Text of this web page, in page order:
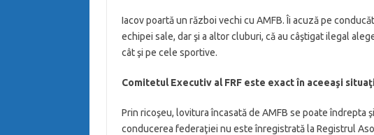
Iacov poartă un război vechi cu AMFB. Îi acuză pe
echipei sale, dar şi a altor cluburi, că au câştigat ilegal
cât şi pe cele sportive.
Comitetul Executiv al FRF este exact în aceeaşi
Prin ricoşeu, lovitura încasată de AMFB se poate îndrepta
conducerea federaţiei nu este înregistrată la Registrul